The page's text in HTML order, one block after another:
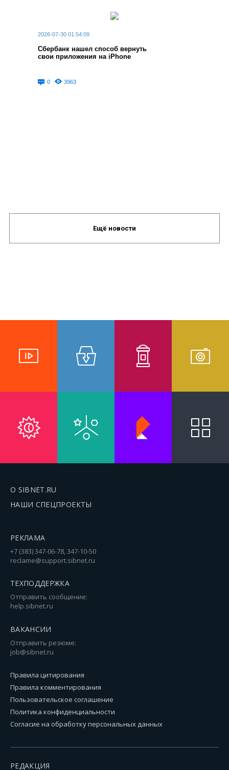
2026-07-30 01:54:09
Сбербанк нашел способ вернуть
свои приложения на iPhone
0 3963
Ещё новости
О SIBNET.RU
НАШИ СПЕЦПРОЕКТЫ
РЕКЛАМА
+7 (383) 347-06-78, 347-10-50
reclame@support.sibnet.ru
ТЕХПОДДЕРЖКА
Отправить сообщение:
help.sibnet.ru
ВАКАНСИИ
Отправить резюме:
job@sibnet.ru
Правила цитирования
Правила комментирования
Пользовательское соглашение
Политика конфиденциальности
Согласие на обработку персональных данных
РЕДАКЦИЯ